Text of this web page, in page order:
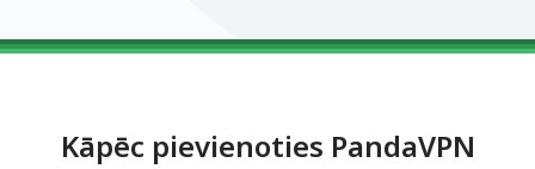
Kāpēc pievienoties PandaVPN